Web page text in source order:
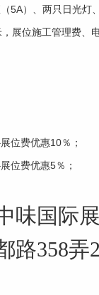
5A）、两只日光灯
展位施工管理费、
位费优惠10％；
位费优惠5％；
味国际
路358弄